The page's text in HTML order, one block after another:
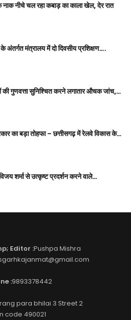
नीचे चल रहा कबाड़ का काला खेल, देर रात
के अंतर्गत मंत्रालय में दो दिवसीय प्रशिक्षण….
की गुणवत्ता सुनिश्चित करने लगातार औचक जांच,…
का बड़ा तोहफा – छत्तीसगढ़ में रेलवे विकास के…
शर्मा से उत्कृष्ट प्रदर्शन करने वाले…
Editor :Pushpa Mishra
:9893378442
para bhilai 3 Street 2
code 490021